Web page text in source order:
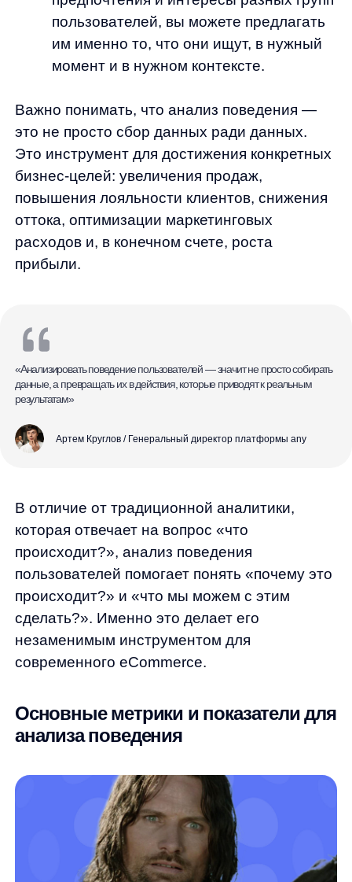
которая отвечает на вопрос «что
происходит?», анализ поведения
происходит?» и «что мы можем с этим
незаменимым инструментом для
современного eCommerce.
Основные метрики и показатели для
анализа поведения
Чтобы эффективно анализировать
отслеживать ряд ключевых метрик. Каждая
из них освещает определенный аспект
комплексную картину.
Retention Rate (коэффициент
удержания) —процент пользователей,
первого посещения. Высокий показатель
говорит о том, что ваш магазин ценен для
клиентов и они готовы возвращаться снова
и снова.
обратная сторона удержания,
показывающая процент пользователей,
сайтом за определенный период. Рост этого
показателя — тревожный сигнал, требующий
немедленного внимания.
Conversion Rate (коэффициент
конверсии) —отношение числа